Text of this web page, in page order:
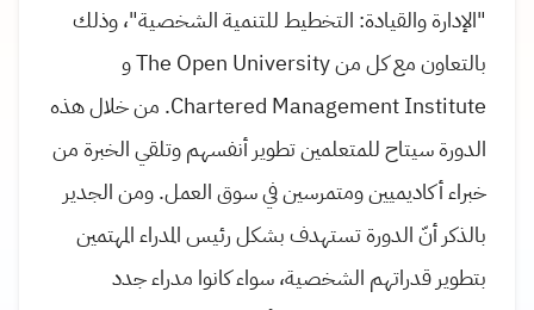
"الإدارة والقيادة: التخطيط للتنمية الشخصية"، وذلك
بالتعاون مع كل من The Open University و
Chartered Management Institute. من خلال هذه
الدورة سيتاح للمتعلمين تطوير أنفسهم وتلقي الخبرة من
خبراء أكاديميين ومتمرسين في سوق العمل. ومن الجدير
بالذكر أنّ الدورة تستهدف بشكل رئيس المدراء المهتمين
بتطوير قدراتهم الشخصية، سواء كانوا مدراء جدد